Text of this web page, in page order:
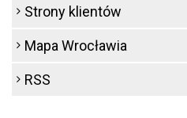
Strony klientów
Mapa Wrocławia
RSS